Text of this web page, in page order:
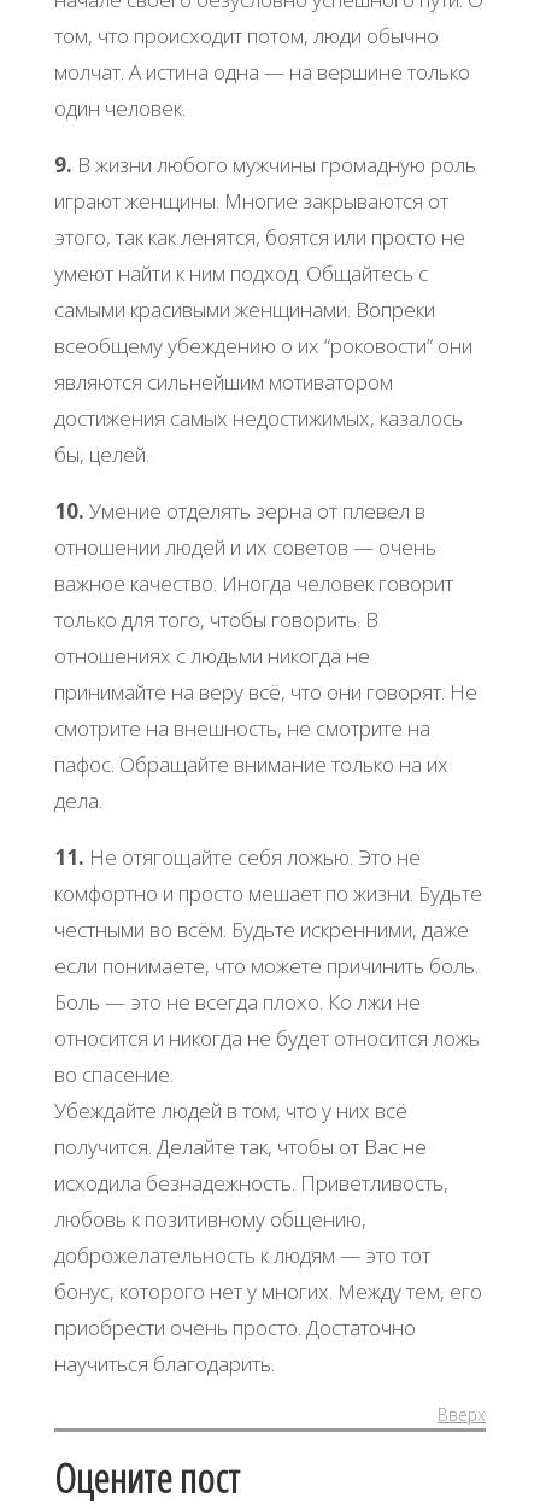
том, что происходит потом, люди обычно
молчат. А истина одна — на вершине только
один человек.
9. В жизни любого мужчины громадную роль
играют женщины. Многие закрываются от
этого, так как ленятся, боятся или просто не
умеют найти к ним подход. Общайтесь с
самыми красивыми женщинами. Вопреки
всеобщему убеждению о их “роковости” они
являются сильнейшим мотиватором
достижения самых недостижимых, казалось
бы, целей.
10. Умение отделять зерна от плевел в
отношении людей и их советов — очень
важное качество. Иногда человек говорит
только для того, чтобы говорить. В
отношениях с людьми никогда не
принимайте на веру всё, что они говорят. Не
смотрите на внешность, не смотрите на
пафос. Обращайте внимание только на их
дела.
11. Не отягощайте себя ложью. Это не
комфортно и просто мешает по жизни. Будьте
честными во всём. Будьте искренними, даже
если понимаете, что можете причинить боль.
Боль — это не всегда плохо. Ко лжи не
относится и никогда не будет относится ложь
во спасение.
Убеждайте людей в том, что у них всё
получится. Делайте так, чтобы от Вас не
исходила безнадежность. Приветливость,
любовь к позитивному общению,
доброжелательность к людям — это тот
бонус, которого нет у многих. Между тем, его
приобрести очень просто. Достаточно
научиться благодарить.
Вверх
Оцените пост